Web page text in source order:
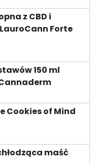
zł
z CBD i
Forte
150 ml
Cannaderm
zł
Cookies of Mind
maść